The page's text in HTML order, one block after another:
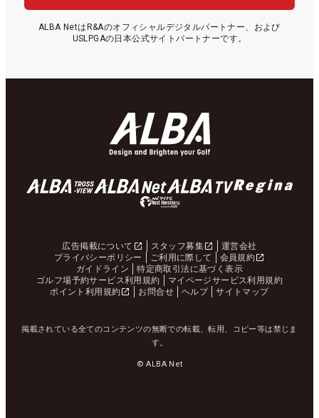
ALBA NetはR&Aのオフィシャルデジタルパートナー、および
USLPGAの日本公式サイトパートナーです。
広告掲載について スタッフ募集
運営会社
プライバシーポリシー
ご利用に際して
会員規約
ガイドライン
特定商取引法に基づく表示
ゴルフ場予約サービス利用規約
マイページサービス利用規約
ポイント利用規約
お問合せ ヘルプ サイトマップ
掲載されている全てのコンテンツの無断での転載、転用、コピー等は禁じま
す。
© ALBA Net